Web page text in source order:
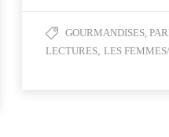
GOURMANDISES,
LECTURES, LES